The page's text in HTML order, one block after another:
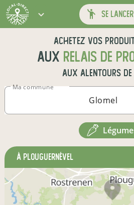
se
Achetez vos
aux relais de
aux alentours de
Ma commune
à Plouguernével